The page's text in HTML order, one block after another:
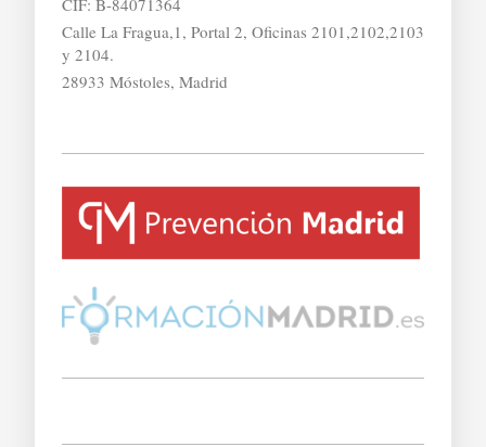
CIF: B-84071364
Calle La Fragua,1, Portal 2, Oficinas 2101,2102,2103
y 2104.
28933 Móstoles, Madrid